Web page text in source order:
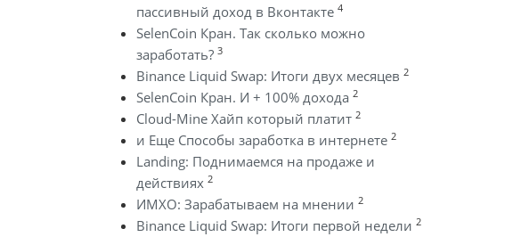
пассивный доход в Вконтакте 4
SelenCoin Кран. Так сколько можно
заработать? 3
Binance Liquid Swap: Итоги двух месяцев 2
SelenCoin Кран. И + 100% дохода 2
Cloud-Mine Хайп который платит 2
и Еще Способы заработка в интернете 2
Landing: Поднимаемся на продаже и
действиях 2
ИМХО: Зарабатываем на мнении 2
Binance Liquid Swap: Итоги первой недели 2